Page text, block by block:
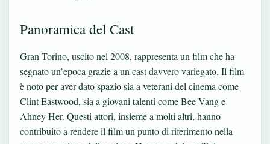
Panoramica del Cast
Gran Torino, uscito nel 2008, rappresenta un film che ha
segnato un’epoca grazie a un cast davvero variegato. Il film
è noto per aver dato spazio sia a veterani del cinema come
Clint Eastwood, sia a giovani talenti come Bee Vang e
Ahney Her. Questi attori, insieme a molti altri, hanno
contribuito a rendere il film un punto di riferimento nella